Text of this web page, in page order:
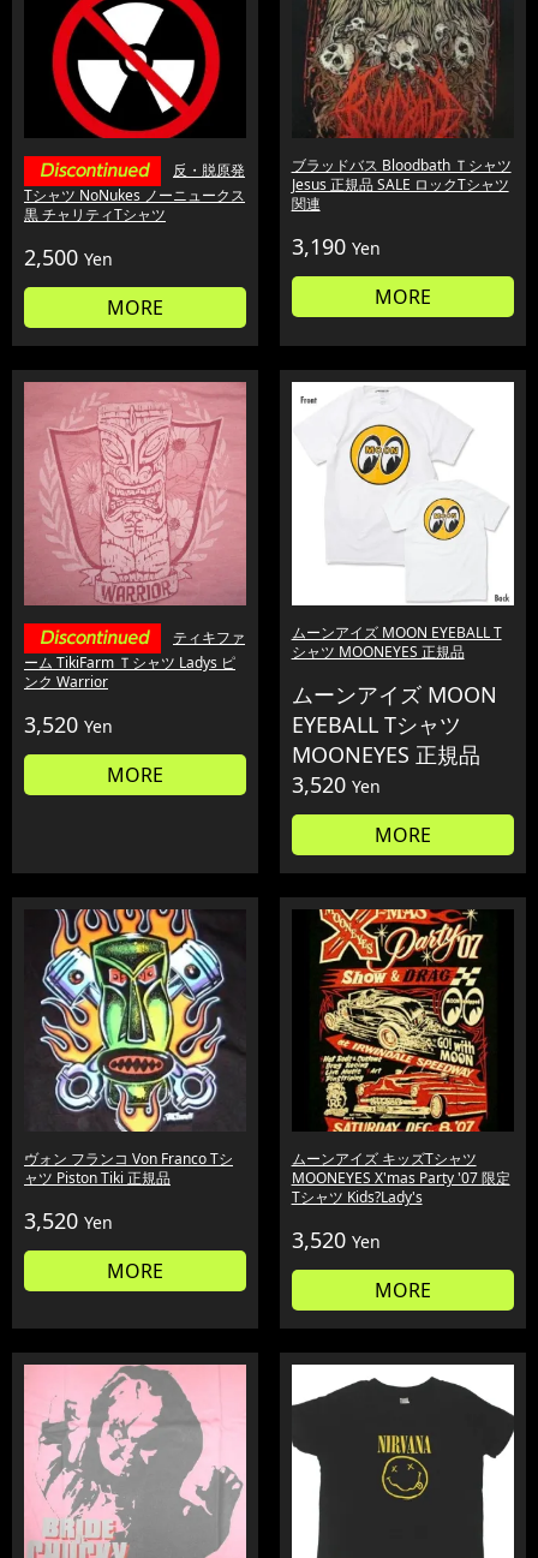
反・脱原発
Tシャツ NoNukes ノーニュークス
黒 チャリティTシャツ
2,500 Yen
MORE
ブラッドバス Bloodbath Ｔシャツ
Jesus 正規品 SALE ロックTシャツ
関連
3,190 Yen
MORE
ティキファ
ーム TikiFarm Ｔシャツ Ladys ピ
ンク Warrior
3,520 Yen
MORE
ムーンアイズ MOON EYEBALL T
シャツ MOONEYES 正規品
ムーンアイズ MOON
EYEBALL Tシャツ
MOONEYES 正規品
3,520 Yen
MORE
ヴォン フランコ Von Franco Tシ
ャツ Piston Tiki 正規品
3,520 Yen
MORE
ムーンアイズ キッズTシャツ
MOONEYES X'mas Party '07 限定
Tシャツ Kids?Lady's
3,520 Yen
MORE